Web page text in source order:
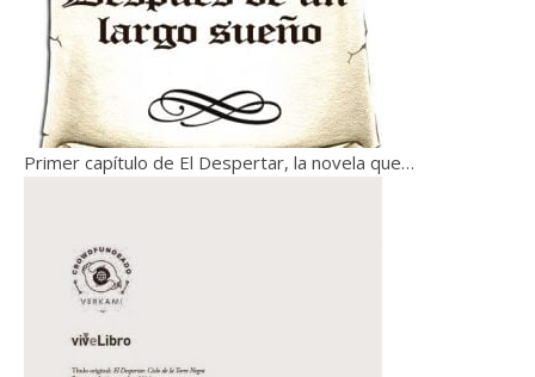
Primer capítulo de El Despertar, la novela que…